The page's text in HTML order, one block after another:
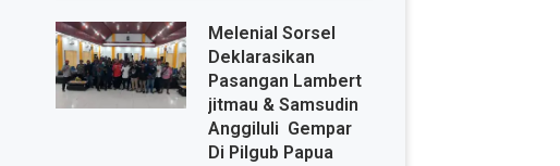
Melenial Sorsel
Deklarasikan
Pasangan Lambert
jitmau & Samsudin
Anggiluli Gempar
Di Pilgub Papua